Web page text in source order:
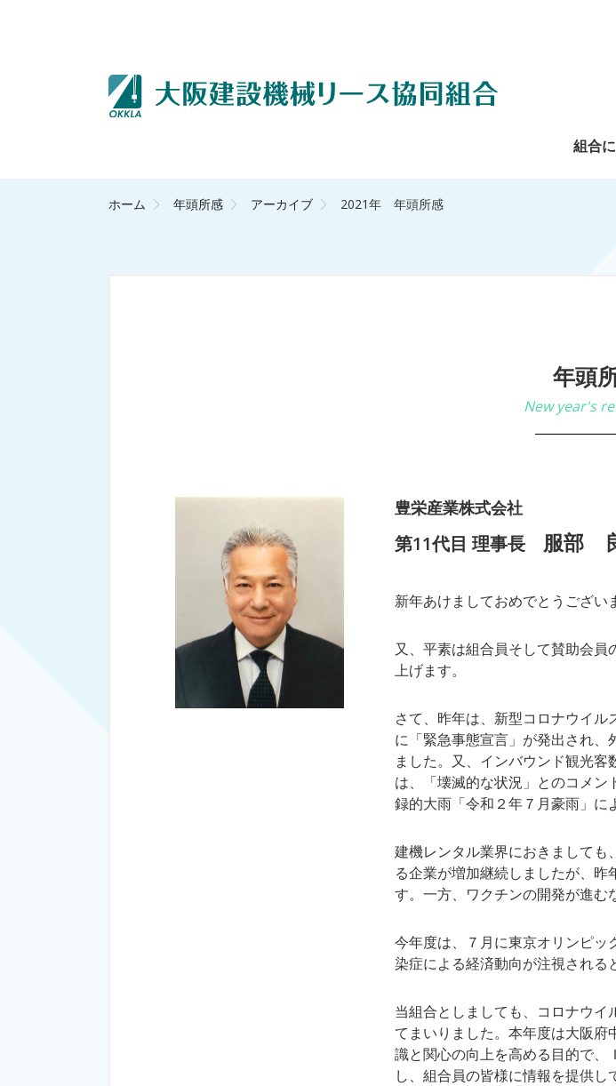
組合
ホーム 年頭所感 アーカイブ 2021年 年頭所感
年頭
New year's
豊栄産業株式会社
第11代目 理事長 服部
新年あけましておめでとうござい
又、平素は組合員そして賛助会
上げます。
さて、昨年は、新型コロナウイ
に「緊急事態宣言」が発出され
ました。又、インバウンド観光
は、「壊滅的な状況」とのコメ
録的大雨「令和２年７月豪雨」に
建機レンタル業界におきましても
る企業が増加継続しましたが、
す。一方、ワクチンの開発が進む
今年度は、７月に東京オリンピ
染症による経済動向が注視される
当組合としましても、コロナウ
てまいりました。本年度は大阪
識と関心の向上を高める目的で
し、組合員の皆様に情報を提供し